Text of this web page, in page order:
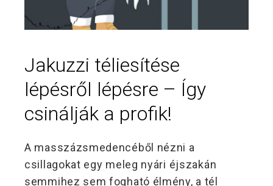
Jakuzzi téliesítése
lépésről lépésre – Így
csinálják a profik!
A masszázsmedencéből nézni a
csillagokat egy meleg nyári éjszakán
semmihez sem fogható élmény, a tél